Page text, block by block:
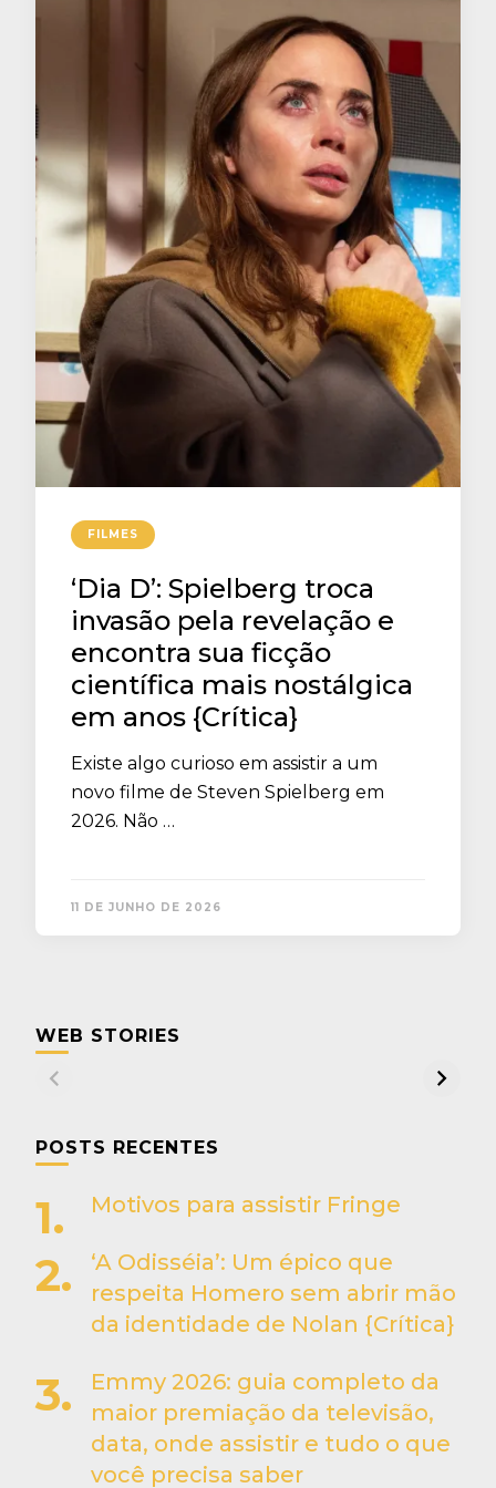
FILMES
‘Dia D’: Spielberg troca
invasão pela revelação e
encontra sua ficção
científica mais nostálgica
em anos {Crítica}
Existe algo curioso em assistir a um
novo filme de Steven Spielberg em
2026. Não …
11 DE JUNHO DE 2026
WEB STORIES
POSTS RECENTES
Motivos para assistir Fringe
‘A Odisséia’: Um épico que
respeita Homero sem abrir mão
da identidade de Nolan {Crítica}
Emmy 2026: guia completo da
maior premiação da televisão,
data, onde assistir e tudo o que
você precisa saber